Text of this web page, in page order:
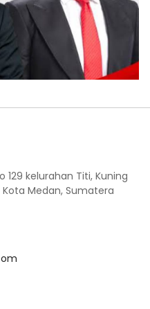
129 kelurahan Titi, Kuning
Medan, Sumatera